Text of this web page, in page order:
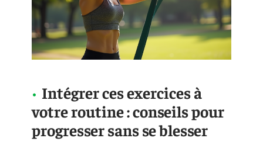
Intégrer ces exercices à
votre routine : conseils pour
progresser sans se blesser